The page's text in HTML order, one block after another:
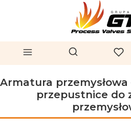
Menu Otwórz
Szukaj
Armatura przemysłowa
przepustnice do